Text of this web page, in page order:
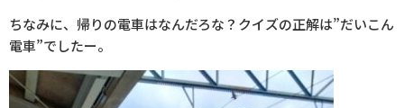
ちなみに、帰りの電車はなんだろな？クイズの正解は”だいこん
電車”でしたー。